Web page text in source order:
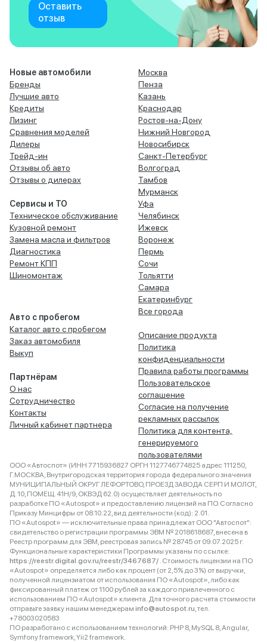
Оставить
отзыв
Новые автомобили
Бренды
Лучшие авто
Кредиты
Лизинг
Сравнения моделей
Дилеры
Трейд-ин
Отзывы об авто
Отзывы о дилерах
Сервисы и ТО
Техническое обслуживание
Кузовной ремонт
Замена масла и фильтров
Диагностика
Ремонт КПП
Шиномонтаж
Авто с пробегом
Каталог авто с пробегом
Заказ автомобиля
Выкуп
Партнёрам
О нас
Сотрудничество
Контакты
Личный кабинет партнера
Москва
Пенза
Казань
Краснодар
Ростов-на-Дону
Нижний Новгород
Новосибирск
Санкт-Петербург
Волгоград
Тамбов
Мурманск
Уфа
Челябинск
Ижевск
Воронеж
Пермь
Сочи
Тольятти
Самара
Екатеринбург
Все города
Описание продукта
Политика
конфиденциальности
Правила работы программы
Пользовательское
соглашение
Согласие на получение
рекламных рассылок
Политика для контента,
генерируемого
пользователями
ООО «Автоспот» (ИНН 7715936827 ОРГН 1127746774825 адрес 111250,
Г.МОСКВА, Внутригородская территория города федерального значения
МУНИЦИПАЛЬНЫЙ ОКРУГ ЛЕФОРТОВО, ПРОЕЗД ЗАВОДА СЕРП И МОЛОТ,
Д. 10, ПОМЕЩ. 41Н/9, ОКВЭД 62.0) осуществляет деятельность по
разработке ПО «Autospot» и предоставлению лицензий на ПО. Согласно
Приказу Минцифры от 08.10.22, вид деятельности (код): 2.01.
ПО «Autospot» — исключительные права принадлежат ООО "Автоспот":
свидетельство о регистрации программы ЭВМ № 2018618687, внесена в
Реестр программ для ЭВМ, реестровая запись № 28745 от 09.07.2025 г.
Функциональные характеристики Программы указаны по ссылке:
https://reestr.digital.gov.ru/reestr/3467687/ . Стоимость лицензии на ПО
«Autospot» определяется либо как процент (от 2,5% до 3%) от выручки,
полученной лицензиатом от использования ПО «Autospot», либо как
фиксированный платеж от 1100 рублей за каждого привлеченного с
использованием ПО «Autospot» клиента. Для точного расчета стоимости
отправьте заявку нашим менеджерам info@autospot.ru, тел.
+78003020583
ПО разработано с использованием технологий: PHP 8, MySQL 8, Angular,
Symfony framework, Yii2 framework.